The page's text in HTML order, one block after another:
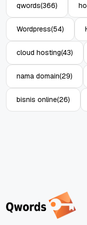
qwords(366)
Wordpress(54)
cloud hosting(43)
nama domain(29)
bisnis online(26)